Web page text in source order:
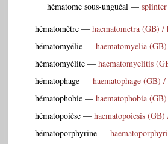
hématome sous-unguéal —
hématomètre — haematometra (GB) /
hématomyélie — haematomyelia
hématomyélite — haematomyelitis
hématophage — haematophage (GB)
hématophobie — haematophobia
hématopoièse — haematopoiesis
hématoporphyrine —